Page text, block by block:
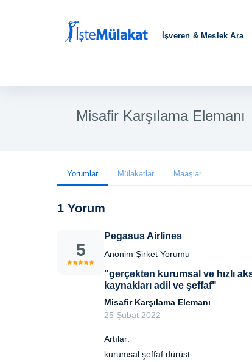
İşveren & Meslek Ara
Misafir Karşılama Elemanı
Yorumlar Mülakatlar Maaşlar
1 Yorum
5
Pegasus Airlines
Anonim Şirket Yorumu
"gerçekten kurumsal ve hızlı
kaynakları adil ve şeffaf"
Misafir Karşılama Elemanı
25 Şubat 2022
Artılar:
kurumsal şeffaf dürüst